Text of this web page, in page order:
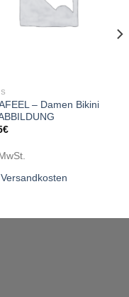
– Damen Bikini
€
Versandkosten